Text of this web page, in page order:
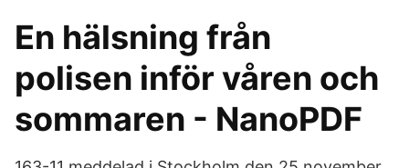
En hälsning från
polisen inför våren och
sommaren - NanoPDF